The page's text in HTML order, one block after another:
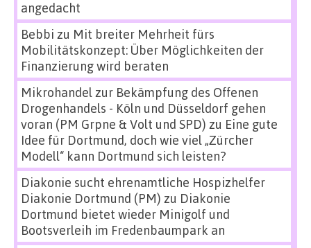
angedacht
Bebbi zu Mit breiter Mehrheit fürs
Mobilitätskonzept: Über Möglichkeiten der
Finanzierung wird beraten
Mikrohandel zur Bekämpfung des Offenen
Drogenhandels - Köln und Düsseldorf gehen
voran (PM Grpne & Volt und SPD) zu Eine gute
Idee für Dortmund, doch wie viel „Zürcher
Modell“ kann Dortmund sich leisten?
Diakonie sucht ehrenamtliche Hospizhelfer
Diakonie Dortmund (PM) zu Diakonie
Dortmund bietet wieder Minigolf und
Bootsverleih im Fredenbaumpark an